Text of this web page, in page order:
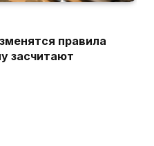
правила
засчитают